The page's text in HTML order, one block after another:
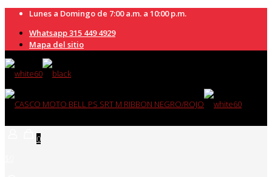
Lunes a Domingo de 7:00 a.m. a 10:00 p.m.
Whatsapp 315 449 4929
Mapa del sitio
0